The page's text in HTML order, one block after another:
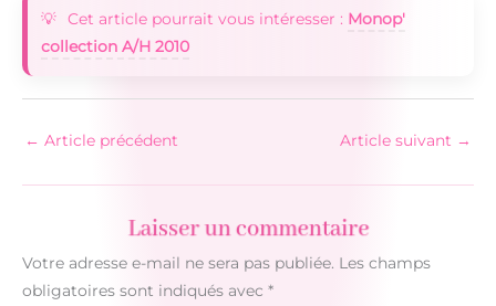
Cet article pourrait vous intéresser : Monop'
collection A/H 2010
← Article précédent Article suivant →
Laisser un commentaire
Votre adresse e-mail ne sera pas publiée. Les champs
obligatoires sont indiqués avec *